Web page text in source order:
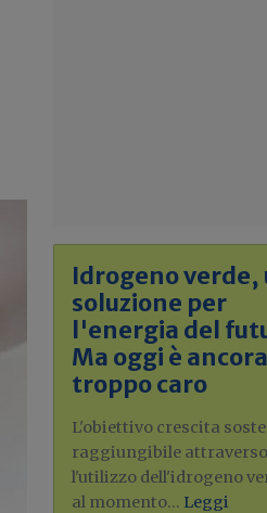
Idrogeno verde,
soluzione per
l'energia del
Ma oggi è ancora
troppo caro
L'obiettivo crescita
raggiungibile attraverso
l'utilizzo dell'idrogeno
al momento... Leggi